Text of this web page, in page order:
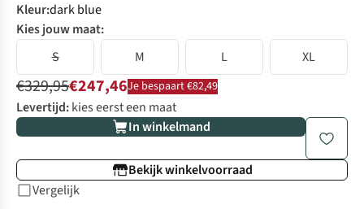
Kleur:dark blue
Kies jouw maat:
S
M L XL
€329,95€247,46Je bespaart €82,49
Levertijd:kies eerst een maat
In winkelmand
Bekijk winkelvoorraad
Vergelijk